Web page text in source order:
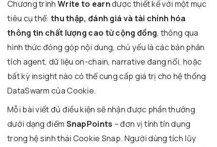
Chương trình Write to earnđược thiết kế với một mục
tiêu cụ thể: thu thập, đánh giá và tài chính hóa
thông tin chất lượng cao từ cộng đồng, thông qua
hình thức đóng góp nội dung, chủ yếu là các bản phân
tích agent, dữ liệu on-chain, narrative đang nổi, hoặc
bất kỳ insight nào có thể cung cấp giá trị cho hệ thống
DataSwarm của Cookie.
Mỗi bài viết đủ điều kiện sẽ nhận được phần thưởng
dưới dạng điểm SnapPoints – đơn vị tính tín dụng
trong hệ sinh thái Cookie Snap. Người dùng tích lũy